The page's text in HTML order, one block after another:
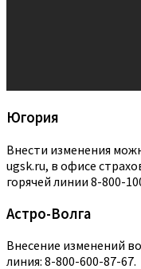
Югория
Внести изменения
ugsk.ru, в офисе
горячей линии 8-800-
Астро-Волга
Внесение изменений
линия: 8-800-600-87-67.